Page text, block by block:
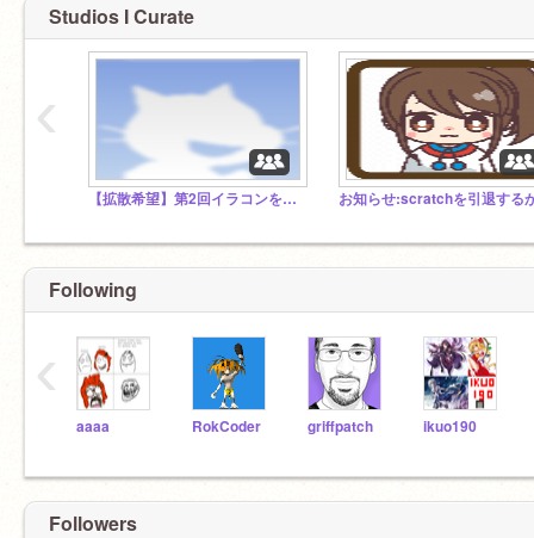
Studios I Curate
【拡散希望】第2回イラコンを開催いたします!!
‹
Following
aaaa RokCoder griffpatch ikuo190
‹
Followers